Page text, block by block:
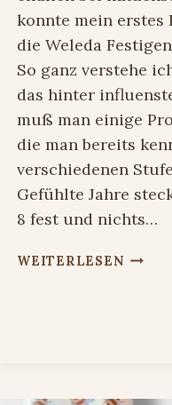
konnte mein erstes
die Weleda
So ganz verstehe
das hinter
muß man einige
die man bereits
verschiedenen
Gefühlte Jahre
8 fest und nichts…
WEITERLESEN